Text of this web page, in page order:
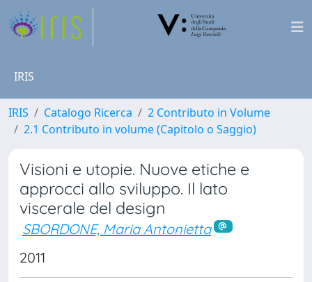
IRIS
IRIS Catalogo Ricerca
2 Contributo in Volume
2.1 Contributo in volume (Capitolo o Saggio)
Visioni e utopie. Nuove etiche e
approcci allo sviluppo. Il lato
viscerale del design
SBORDONE, Maria Antonietta
2011